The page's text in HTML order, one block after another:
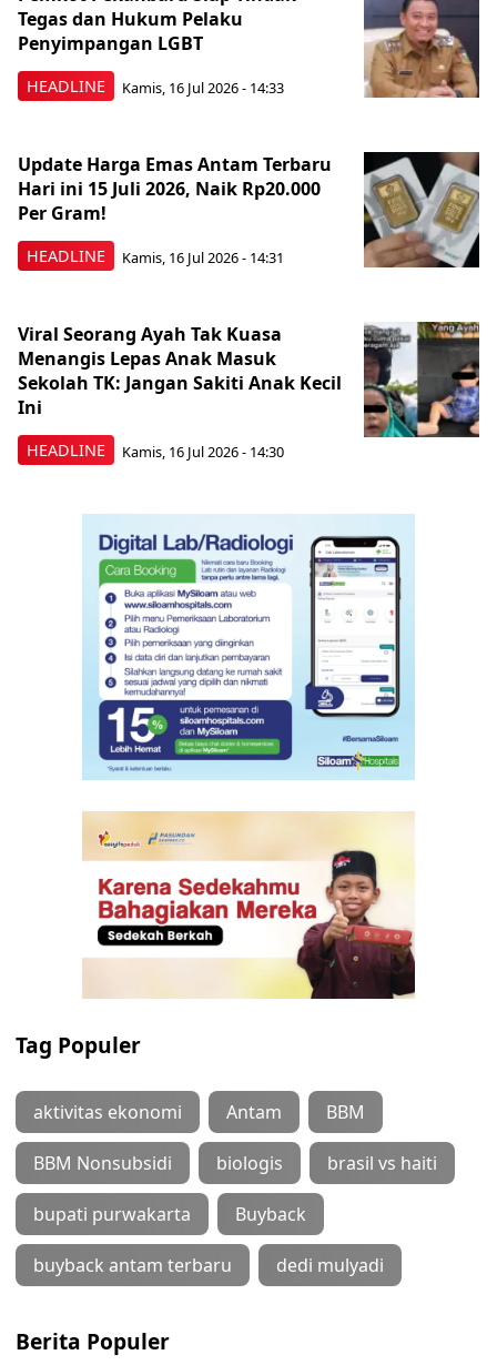
HEADLINE
Tegas dan Hukum Pelaku
Penyimpangan LGBT
Kamis, 16 Jul 2026 - 14:33
HEADLINE
Update Harga Emas Antam Terbaru
Hari ini 15 Juli 2026, Naik Rp20.000
Per Gram!
Kamis, 16 Jul 2026 - 14:31
HEADLINE
Viral Seorang Ayah Tak Kuasa
Menangis Lepas Anak Masuk
Sekolah TK: Jangan Sakiti Anak Kecil
Ini
Kamis, 16 Jul 2026 - 14:30
Tag Populer
aktivitas ekonomi Antam BBM
BBM Nonsubsidi biologis brasil vs haiti
bupati purwakarta Buyback
buyback antam terbaru dedi mulyadi
Berita Populer